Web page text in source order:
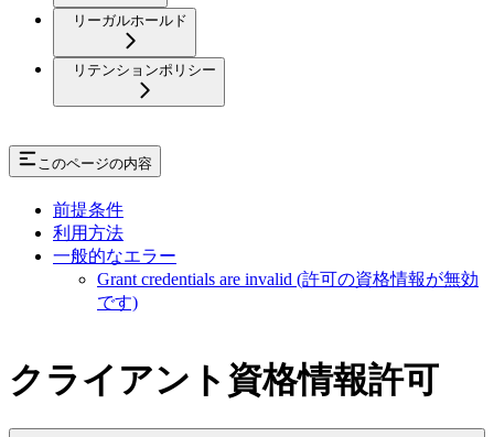
リーガルホールド
リテンションポリシー
このページの内容
前提条件
利用方法
一般的なエラー
Grant credentials are invalid (許可の資格情報が無効
です)
クライアント資格情報許可